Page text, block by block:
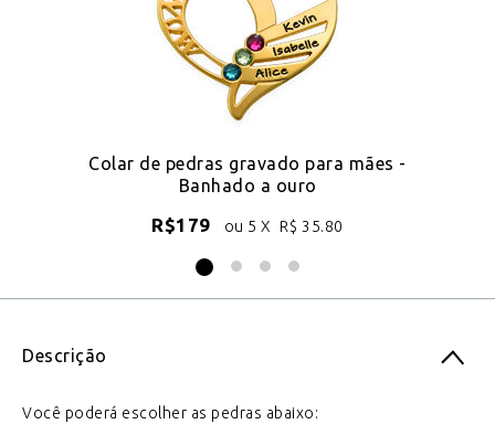
Colar de pedras gravado para mães -
Banhado a ouro
R$179 ou 5 X R$ 35.80
Descrição
Você poderá escolher as pedras abaixo: